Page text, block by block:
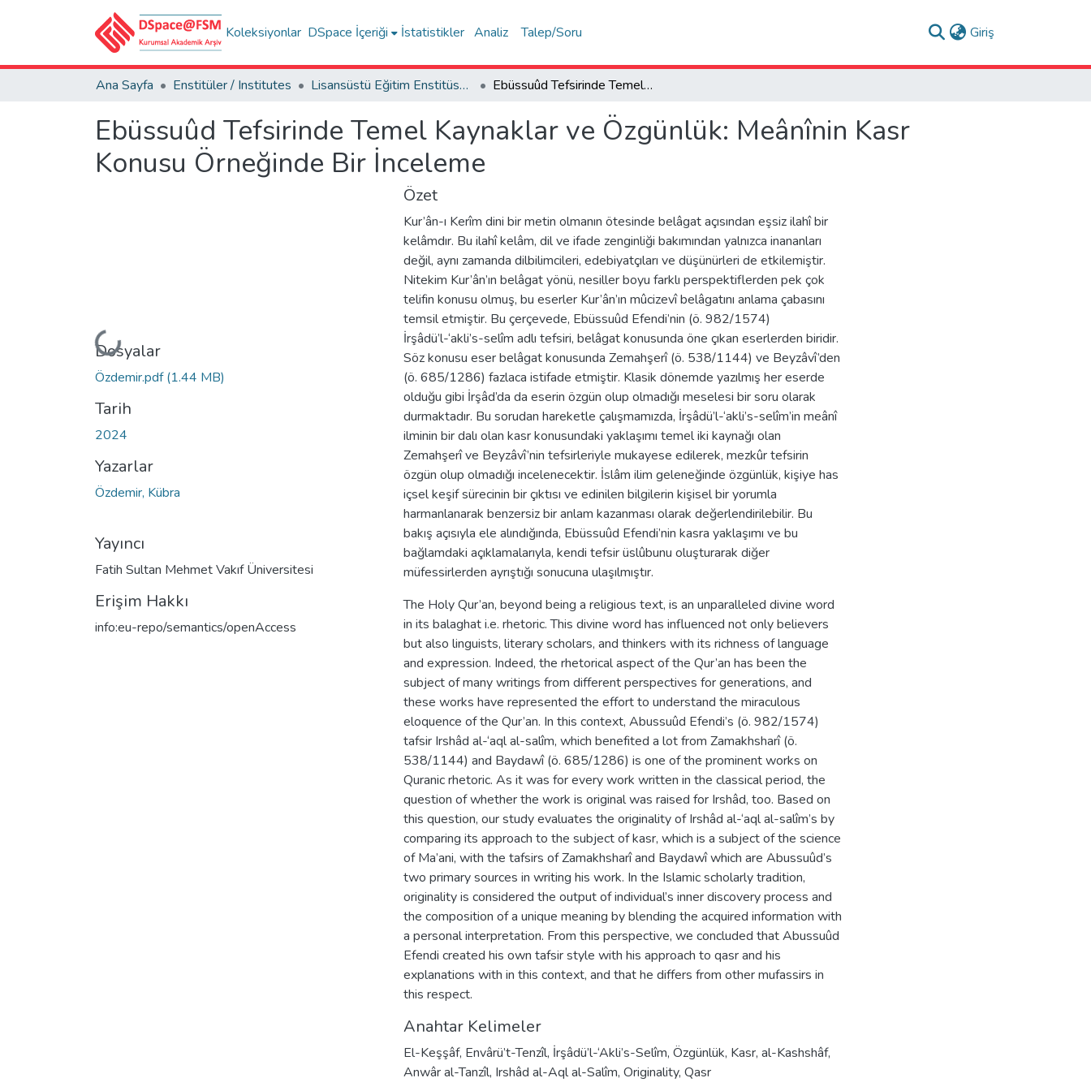
Koleksiyonlar DSpace İçeriği İstatistikler Analiz Talep/Soru Giriş
Ana Sayfa Enstitüler / Institutes Lisansüstü Eğitim Enstitüsü Tez Koleksiyonu Ebüssuûd Tefsirinde Temel Kaynaklar ve Özgünlük: Meânînin Kasr Konusu Örneğinde Bir İnceleme
Ebüssuûd Tefsirinde Temel Kaynaklar ve Özgünlük: Meânînin Kasr
Konusu Örneğinde Bir İnceleme
Yükleniyor...
Dosyalar
Özdemir.pdf(1.44 MB)
Tarih
2024
Yazarlar
Özdemir, Kübra
Yayıncı
Fatih Sultan Mehmet Vakıf Üniversitesi
Erişim Hakkı
info:eu-repo/semantics/openAccess
Özet
Kur’ân-ı Kerîm dini bir metin olmanın ötesinde belâgat açısından eşsiz ilahî bir
kelâmdır. Bu ilahî kelâm, dil ve ifade zenginliği bakımından yalnızca inananları
değil, aynı zamanda dilbilimcileri, edebiyatçıları ve düşünürleri de etkilemiştir.
Nitekim Kur’ân’ın belâgat yönü, nesiller boyu farklı perspektiflerden pek çok
telifin konusu olmuş, bu eserler Kur’ân’ın mûcizevî belâgatını anlama çabasını
temsil etmiştir. Bu çerçevede, Ebüssuûd Efendi’nin (ö. 982/1574)
İrşâdü’l-‘akli’s-selîm adlı tefsiri, belâgat konusunda öne çıkan eserlerden biridir.
Söz konusu eser belâgat konusunda Zemahşerî (ö. 538/1144) ve Beyzâvî’den
(ö. 685/1286) fazlaca istifade etmiştir. Klasik dönemde yazılmış her eserde
olduğu gibi İrşâd’da da eserin özgün olup olmadığı meselesi bir soru olarak
durmaktadır. Bu sorudan hareketle çalışmamızda, İrşâdü’l-‘akli’s-selîm’in meânî
ilminin bir dalı olan kasr konusundaki yaklaşımı temel iki kaynağı olan
Zemahşerî ve Beyzâvî’nin tefsirleriyle mukayese edilerek, mezkûr tefsirin
özgün olup olmadığı incelenecektir. İslâm ilim geleneğinde özgünlük, kişiye has
içsel keşif sürecinin bir çıktısı ve edinilen bilgilerin kişisel bir yorumla
harmanlanarak benzersiz bir anlam kazanması olarak değerlendirilebilir. Bu
bakış açısıyla ele alındığında, Ebüssuûd Efendi’nin kasra yaklaşımı ve bu
bağlamdaki açıklamalarıyla, kendi tefsir üslûbunu oluşturarak diğer
müfessirlerden ayrıştığı sonucuna ulaşılmıştır.
The Holy Qur’an, beyond being a religious text, is an unparalleled divine word
in its balaghat i.e. rhetoric. This divine word has influenced not only believers
but also linguists, literary scholars, and thinkers with its richness of language
and expression. Indeed, the rhetorical aspect of the Qur’an has been the
subject of many writings from different perspectives for generations, and
these works have represented the effort to understand the miraculous
eloquence of the Qur’an. In this context, Abussuûd Efendi’s (ö. 982/1574)
tafsir Irshâd al-‘aql al-salîm, which benefited a lot from Zamakhsharî (ö.
538/1144) and Baydawî (ö. 685/1286) is one of the prominent works on
Quranic rhetoric. As it was for every work written in the classical period, the
question of whether the work is original was raised for Irshâd, too. Based on
this question, our study evaluates the originality of Irshâd al-‘aql al-salîm’s by
comparing its approach to the subject of kasr, which is a subject of the science
of Ma’ani, with the tafsirs of Zamakhsharî and Baydawî which are Abussuûd’s
two primary sources in writing his work. In the Islamic scholarly tradition,
originality is considered the output of individual’s inner discovery process and
the composition of a unique meaning by blending the acquired information with
a personal interpretation. From this perspective, we concluded that Abussuûd
Efendi created his own tafsir style with his approach to qasr and his
explanations with in this context, and that he differs from other mufassirs in
this respect.
Anahtar Kelimeler
El-Keşşâf, Envârü’t-Tenzîl, İrşâdü’l-‘Akli’s-Selîm, Özgünlük, Kasr, al-Kashshâf,
Anwâr al-Tanzîl, Irshâd al-Aql al-Salîm, Originality, Qasr